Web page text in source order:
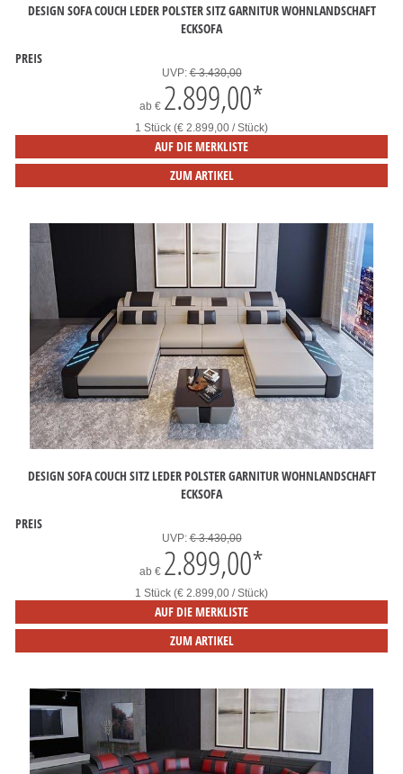
DESIGN SOFA COUCH LEDER POLSTER SITZ GARNITUR WOHNLANDSCHAFT
ECKSOFA
PREIS
UVP:€ 3.430,00
ab € 2.899,00*
1 Stück (€ 2.899,00 / Stück)
AUF DIE MERKLISTE
ZUM ARTIKEL
DESIGN SOFA COUCH SITZ LEDER POLSTER GARNITUR WOHNLANDSCHAFT
ECKSOFA
PREIS
UVP:€ 3.430,00
ab € 2.899,00*
1 Stück (€ 2.899,00 / Stück)
AUF DIE MERKLISTE
ZUM ARTIKEL